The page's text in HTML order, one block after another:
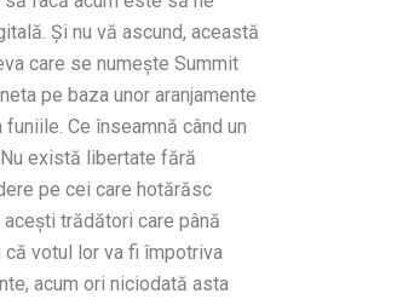
Și nu vă ascund, această
care se numește Summit
pe baza unor aranjamente
Ce înseamnă când un
există libertate fără
pe cei care hotărăsc
trădători care până
votul lor va fi împotriva
acum ori niciodată asta